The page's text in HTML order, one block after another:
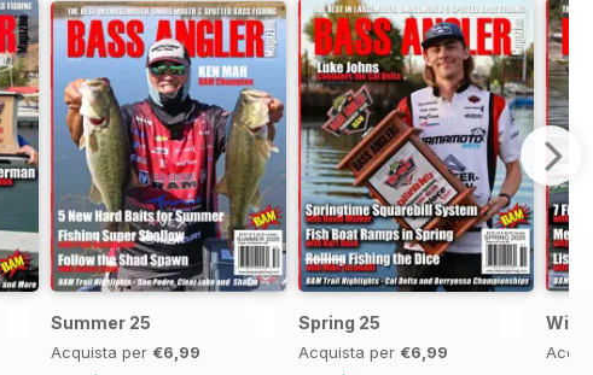
Summer 25
Acquista per €6,99
Spring 25
Acquista per €6,99